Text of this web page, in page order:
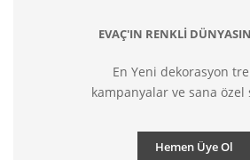
EVAÇ'IN RENKLİ
En Yeni dekorasyon
kampanyalar ve sana
Hemen Üye Ol